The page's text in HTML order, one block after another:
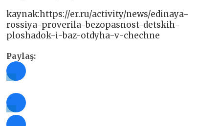
kaynak:https://er.ru/activity/news/edinaya-
rossiya-proverila-bezopasnost-detskih-
ploshadok-i-baz-otdyha-v-chechne
Paylaş: